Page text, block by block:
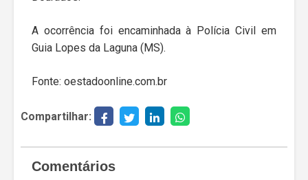
A ocorrência foi encaminhada à Polícia Civil em
Guia Lopes da Laguna (MS).
Fonte: oestadoonline.com.br
Compartilhar:
Comentários